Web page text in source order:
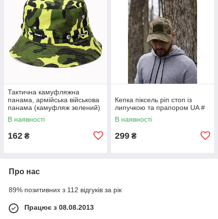
Тактична камуфляжна
панама, армійська військова
панама (камуфляж зелений)
ON-025
В наявності
162 ₴
Кепка піксель ріп стоп із
липучкою та прапором UA #
В наявності
299 ₴
Про нас
89% позитивних з 112 відгуків за рік
Працює з 08.08.2013